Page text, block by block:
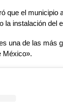
que el municipio
la instalación del
una de las más
México».